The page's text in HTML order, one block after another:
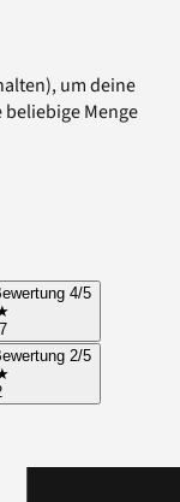
um deine
beliebige Menge
4/5
2/5